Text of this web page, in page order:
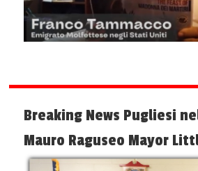
Breaking News Pugliesi
Mauro Raguseo Mayor